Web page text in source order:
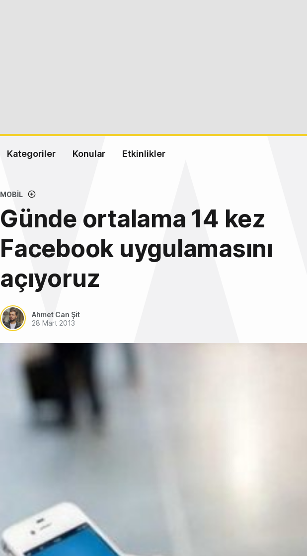
Kategoriler Konular Etkinlikler
MOBIL
Günde ortalama 14 kez
Facebook uygulamasını
açıyoruz
Ahmet Can Şit
28 Mart 2013